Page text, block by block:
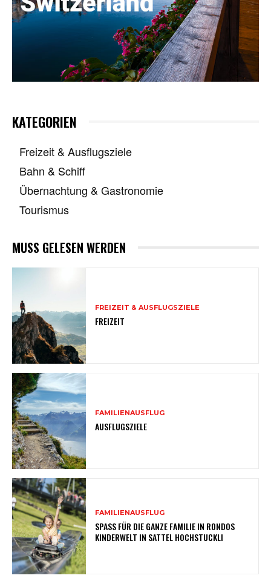
KATEGORIEN
Freizeit & Ausflugsziele
Bahn & Schiff
Übernachtung & Gastronomie
Tourismus
MUSS GELESEN WERDEN
FREIZEIT & AUSFLUGSZIELE
FREIZEIT
FAMILIENAUSFLUG
AUSFLUGSZIELE
FAMILIENAUSFLUG
SPASS FÜR DIE GANZE FAMILIE IN RONDOS
KINDERWELT IN SATTEL HOCHSTUCKLI